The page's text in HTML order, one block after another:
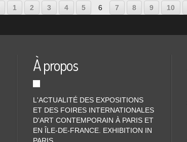
1 2 3 4 5 6 7 8 9 10
À propos
L'ACTUALITÉ DES EXPOSITIONS
ET DES FOIRES INTERNATIONALES
D'ART CONTEMPORAIN À PARIS ET
EN ÎLE-DE-FRANCE. EXHIBITION IN